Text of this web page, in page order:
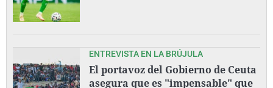
ENTREVISTA EN LA BRÚJULA
El portavoz del Gobierno de Ceuta
asegura que es "impensable" que